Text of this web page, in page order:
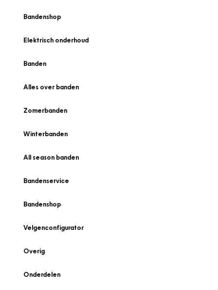
Bandenshop
Elektrisch onderhoud
Banden
Alles over banden
Zomerbanden
Winterbanden
All season banden
Bandenservice
Bandenshop
Velgenconfigurator
Overig
Onderdelen